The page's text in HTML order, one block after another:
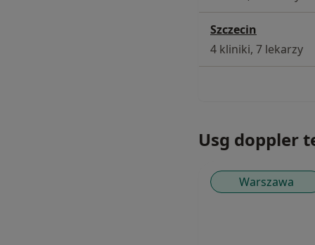
Szczecin
4 kliniki, 7 lekarzy
Usg doppler
Warszawa